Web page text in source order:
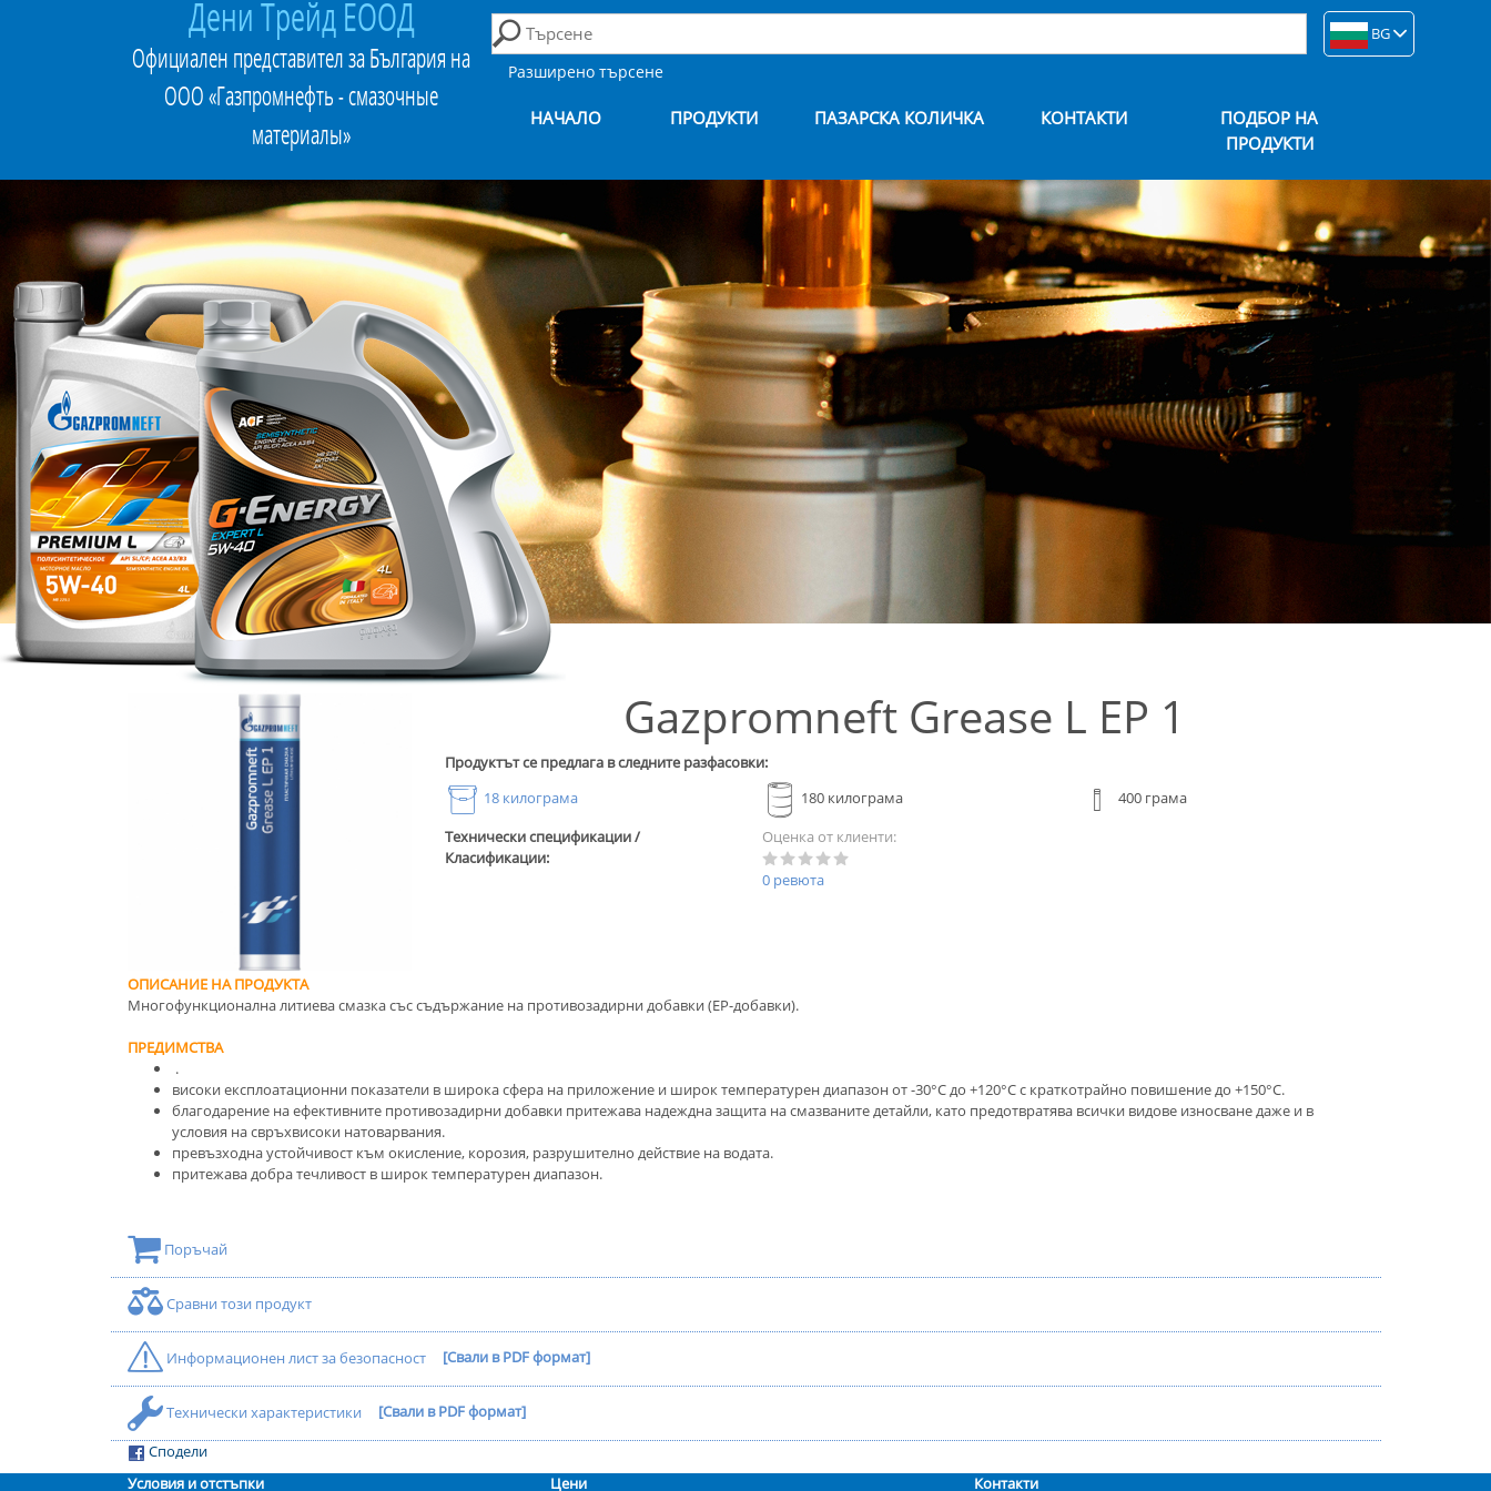
Дени Трейд ЕООД
Официален представител за България на
ООО «Газпромнефть - смазочные
материалы»
BG
Разширено търсене
НАЧАЛО ПРОДУКТИ ПАЗАРСКА КОЛИЧКА КОНТАКТИ
ПОДБОР НА
ПРОДУКТИ
Gazpromneft Grease L EP 1
Продуктът се предлага в следните разфасовки:
18 килограма
180 килограма
400 грама
Технически спецификации /
Класификации:
Оценка от клиенти:
0 ревюта
ОПИСАНИЕ НА ПРОДУКТА
Многофункционална литиева смазка със съдържание на противозадирни добавки (ЕР-добавки).
ПРЕДИМСТВА
.
високи експлоатационни показатели в широка сфера на приложение и широк температурен диапазон от -30°C до +120°C с краткотрайно повишение до +150°C.
благодарение на ефективните противозадирни добавки притежава надеждна защита на смазваните детайли, като предотвратява всички видове износване даже и в
условия на свръхвисоки натоварвания.
превъзходна устойчивост към окисление, корозия, разрушително действие на водата.
притежава добра течливост в широк температурен диапазон.
Поръчай
Сравни този продукт
Информационен лист за безопасност [Свали в PDF формат]
Технически характеристики
[Свали в PDF формат]
Сподели
Условия и отстъпки
Цени Контакти